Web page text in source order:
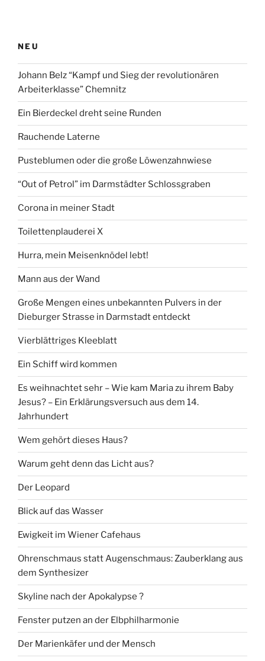
Geburtstag
immer
nur
Plastikblumen
bekommen
NEU
Johann Belz “Kampf und Sieg der revolutionären
Arbeiterklasse” Chemnitz
Ein Bierdeckel dreht seine Runden
Rauchende Laterne
Pusteblumen oder die große Löwenzahnwiese
“Out of Petrol” im Darmstädter Schlossgraben
Corona in meiner Stadt
Toilettenplauderei X
Hurra, mein Meisenknödel lebt!
Mann aus der Wand
Große Mengen eines unbekannten Pulvers in der
Dieburger Strasse in Darmstadt entdeckt
Vierblättriges Kleeblatt
Ein Schiff wird kommen
Es weihnachtet sehr – Wie kam Maria zu ihrem Baby
Jesus? – Ein Erklärungsversuch aus dem 14.
Jahrhundert
Wem gehört dieses Haus?
Warum geht denn das Licht aus?
Der Leopard
Blick auf das Wasser
Ewigkeit im Wiener Cafehaus
Ohrenschmaus statt Augenschmaus: Zauberklang aus
dem Synthesizer
Skyline nach der Apokalypse ?
Fenster putzen an der Elbphilharmonie
Der Marienkäfer und der Mensch